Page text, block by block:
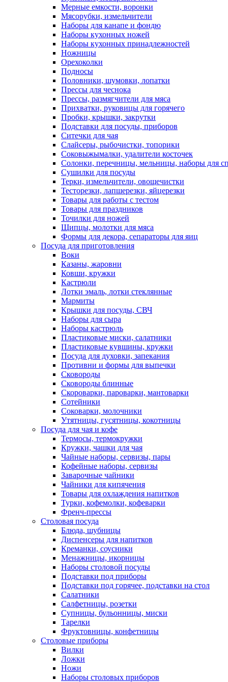
Мерные емкости, воронки
Мясорубки, измельчители
Наборы для канапе и фондю
Наборы кухонных ножей
Наборы кухонных принадлежностей
Ножницы
Орехоколки
Подносы
Половники, шумовки, лопатки
Прессы для чеснока
Прессы, размягчители для мяса
Прихватки, руковицы для горячего
Пробки, крышки, закрутки
Подставки для посуды, приборов
Ситечки для чая
Слайсеры, рыбочистки, топорики
Соковыжымалки, удалители косточек
Солонки, перечницы, мельницы, наборы для
Сушилки для посуды
Терки, измельчители, овощечистки
Тесторезки, лапшерезки, яйцерезки
Товары для работы с тестом
Товары для праздников
Точилки для ножей
Щипцы, молотки для мяса
Формы для декора, сепараторы для яиц
Посуда для приготовления
Воки
Казаны, жаровни
Ковши, кружки
Кастрюли
Лотки эмаль, лотки стеклянные
Мармиты
Крышки для посуды, СВЧ
Наборы для сыра
Наборы кастрюль
Пластиковые миски, салатники
Пластиковые кувшины, кружки
Посуда для духовки, запекания
Противни и формы для выпечки
Сковороды
Сковороды блинные
Скороварки, пароварки, мантоварки
Сотейники
Соковарки, молочники
Утятницы, гусятницы, кокотницы
Посуда для чая и кофе
Термосы, термокружки
Кружки, чашки для чая
Чайные наборы, сервизы, пары
Кофейные наборы, сервизы
Заварочные чайники
Чайники для кипячения
Товары для охлаждения напитков
Турки, кофемолки, кофеварки
Френч-прессы
Столовая посуда
Блюда, шубницы
Диспенсеры для напитков
Креманки, соусники
Менажницы, икорницы
Наборы столовой посуды
Подставки под приборы
Подставки под горячее, подставки на стол
Салатники
Салфетницы, розетки
Супницы, бульонницы, миски
Тарелки
Фруктовницы, конфетницы
Столовые приборы
Вилки
Ложки
Ножи
Наборы столовых приборов